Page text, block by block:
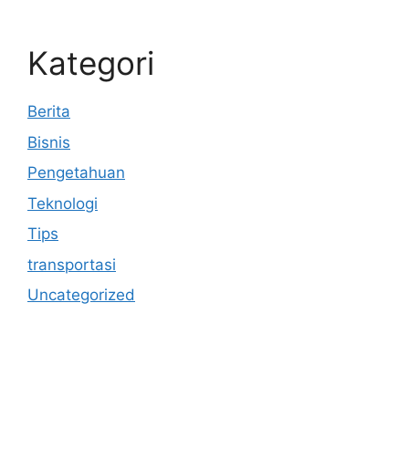
Kategori
Berita
Bisnis
Pengetahuan
Teknologi
Tips
transportasi
Uncategorized